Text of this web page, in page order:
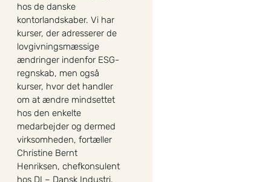
hos de danske
kontorlandskaber. Vi har
kurser, der adresserer de
lovgivningsmæssige
ændringer indenfor ESG-
regnskab, men også
kurser, hvor det handler
om at ændre mindsettet
hos den enkelte
medarbejder og dermed
virksomheden, fortæller
Christine Bernt
Henriksen, chefkonsulent
hos DI – Dansk Industri.